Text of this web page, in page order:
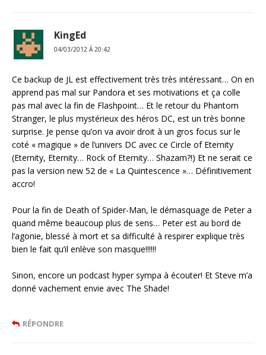
KingEd
04/03/2012 Á 20:42
Ce backup de JL est effectivement très très intéressant… On en
apprend pas mal sur Pandora et ses motivations et ça colle
pas mal avec la fin de Flashpoint… Et le retour du Phantom
Stranger, le plus mystérieux des héros DC, est un très bonne
surprise. Je pense qu’on va avoir droit à un gros focus sur le
coté « magique » de l’univers DC avec ce Circle of Eternity
(Eternity, Eternity… Rock of Eternity… Shazam?!) Et ne serait ce
pas la version new 52 de « La Quintescence »… Définitivement
accro!
Pour la fin de Death of Spider-Man, le démasquage de Peter a
quand même beaucoup plus de sens… Peter est au bord de
l’agonie, blessé à mort et sa difficulté à respirer explique très
bien le fait qu’il enlève son masque!!!!!!
Sinon, encore un podcast hyper sympa à écouter! Et Steve m’a
donné vachement envie avec The Shade!
RÉPONDRE